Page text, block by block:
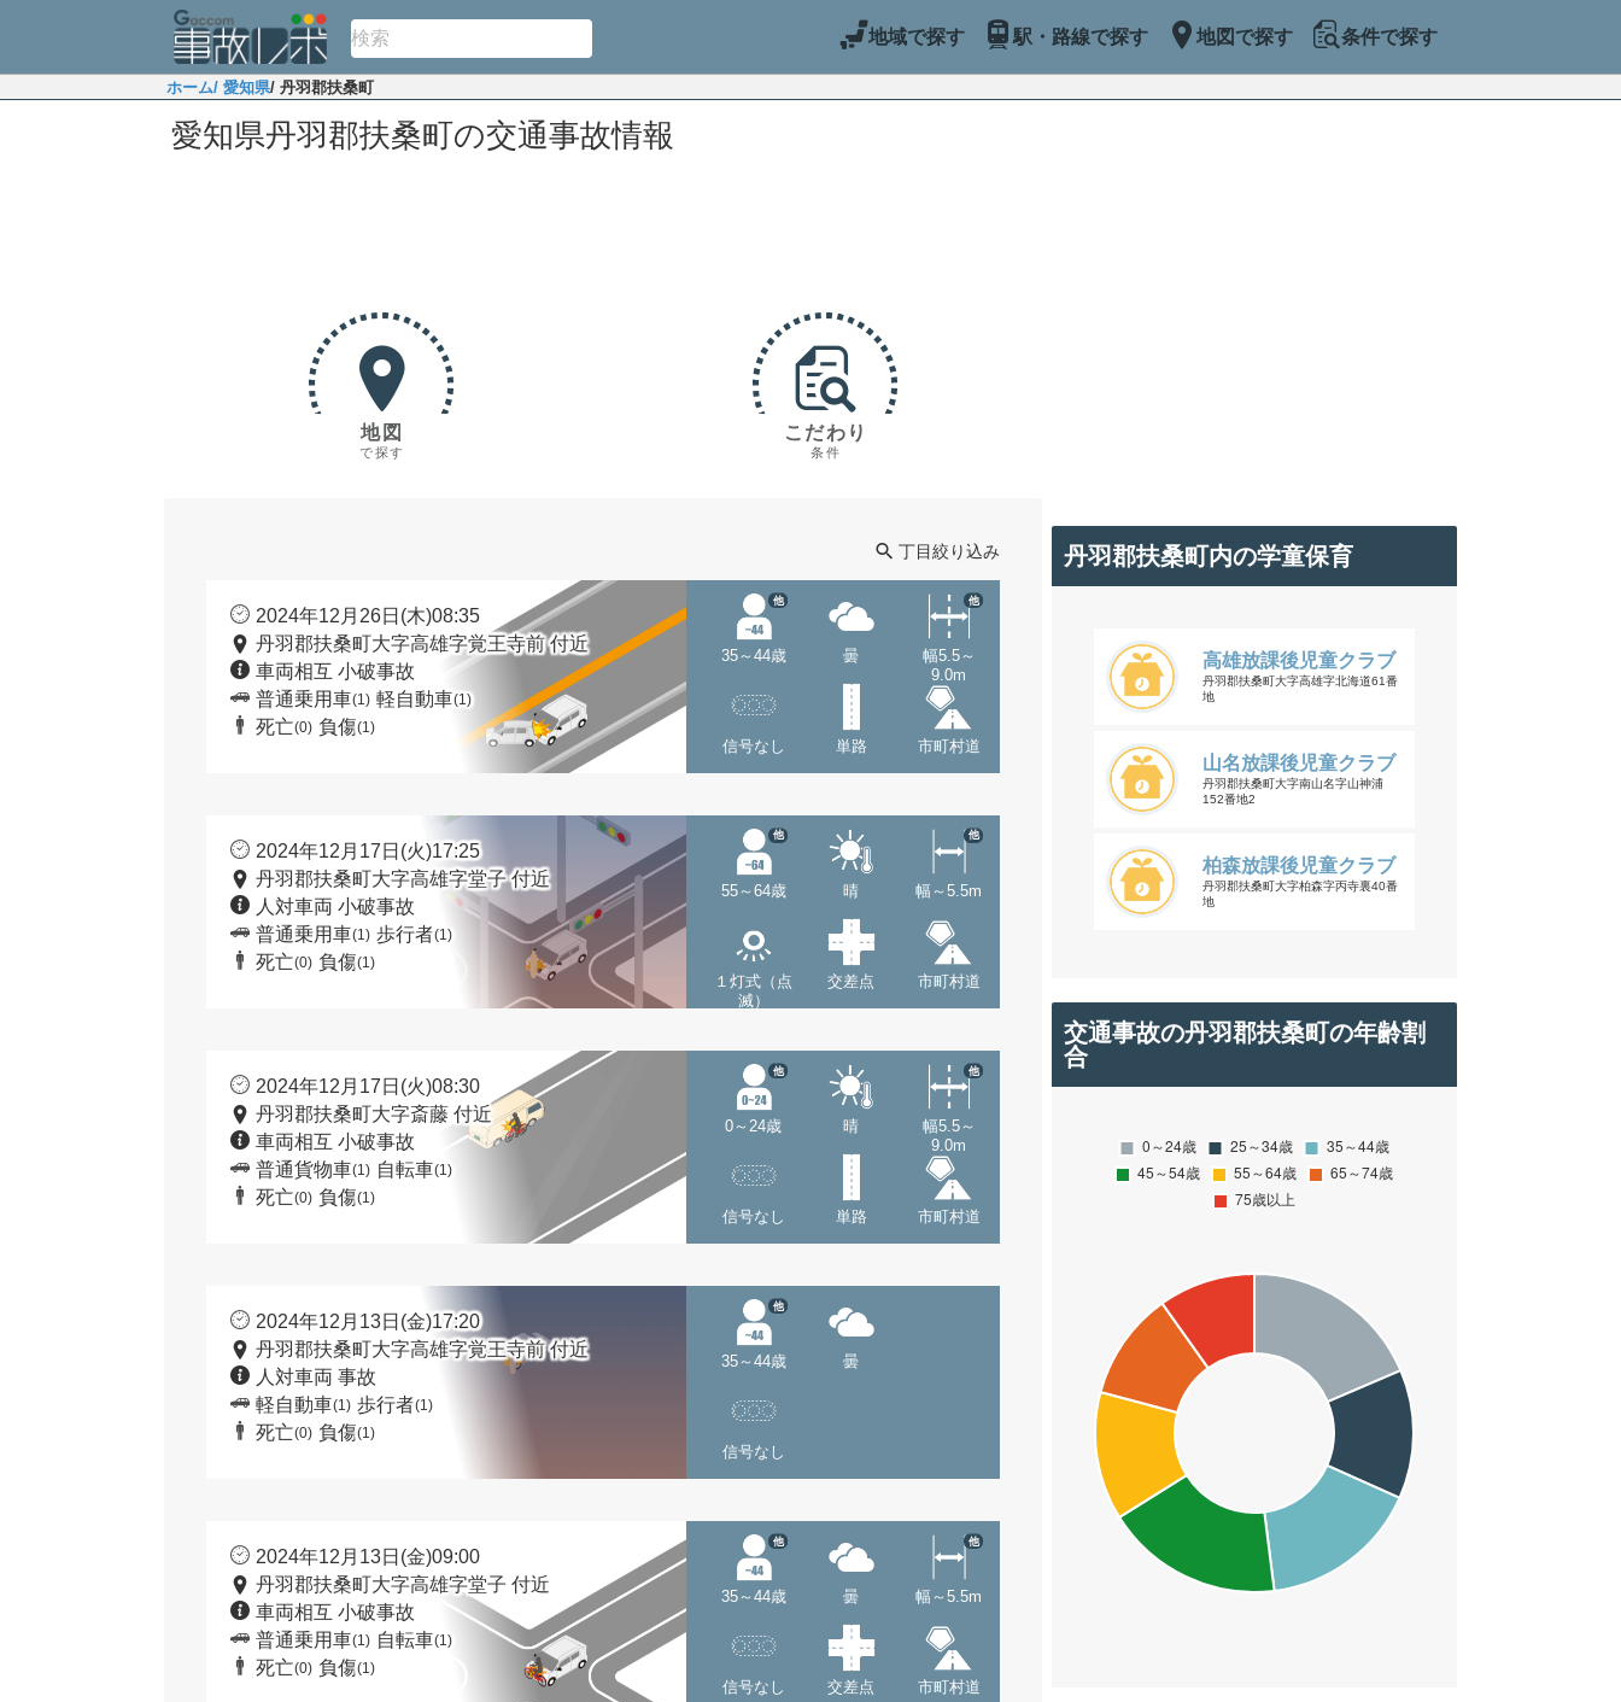
地域で探す 駅・路線で探す 地図で探す 条件で探す
ホーム/ 愛知県/ 丹羽郡扶桑町
愛知県丹羽郡扶桑町の交通事故情報
地図
で探す
こだわり
条件
丁目絞り込み
2024年12月26日(木)08:35
丹羽郡扶桑町大字高雄字覚王寺前 付近
車両相互 小破事故
普通乗用車(1) 軽自動車(1)
死亡(0) 負傷(1)
35～44歳
他
曇
幅5.5～
9.0m
他
信号なし 単路 市町村道
2024年12月17日(火)17:25
丹羽郡扶桑町大字高雄字堂子 付近
人対車両 小破事故
普通乗用車(1) 歩行者(1)
死亡(0) 負傷(1)
55～64歳
他
晴 幅～5.5m
他
１灯式（点
滅）
交差点 市町村道
2024年12月17日(火)08:30
丹羽郡扶桑町大字斎藤 付近
車両相互 小破事故
普通貨物車(1) 自転車(1)
死亡(0) 負傷(1)
0～24歳
他
晴
幅5.5～
9.0m
他
信号なし 単路 市町村道
2024年12月13日(金)17:20
丹羽郡扶桑町大字高雄字覚王寺前 付近
人対車両 事故
軽自動車(1) 歩行者(1)
死亡(0) 負傷(1)
35～44歳
他
曇
信号なし
2024年12月13日(金)09:00
丹羽郡扶桑町大字高雄字堂子 付近
車両相互 小破事故
普通乗用車(1) 自転車(1)
死亡(0) 負傷(1)
35～44歳
他
曇 幅～5.5m
他
信号なし 交差点 市町村道
丹羽郡扶桑町内の学童保育
高雄放課後児童クラブ
丹羽郡扶桑町大字高雄字北海道61番
地
山名放課後児童クラブ
丹羽郡扶桑町大字南山名字山神浦
152番地2
柏森放課後児童クラブ
丹羽郡扶桑町大字柏森字丙寺裏40番
地
交通事故の丹羽郡扶桑町の年齢割
合